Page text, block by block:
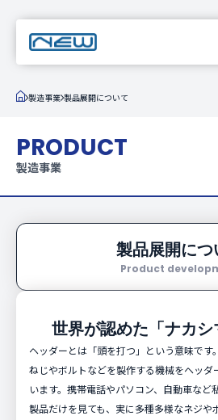
製造事業 製品展開について
PRODUCT
製造事業
製品展開につ
Product
世界が認めた「ナカ
ヘッダーとは「頭を打つ」という意味です
ねじやボルトなどを製作する機械をヘッダ
います。携帯電話やパソコン、自動車など
製品だけを見ても、実に多種多様なネジや